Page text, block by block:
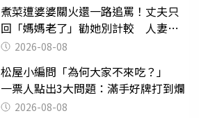
煮菜遭婆婆關火還一路追罵！丈夫只
回「媽媽老了」勸她別計較 人妻超
崩潰：我像台傭
2026-08-08
松屋小編問「為何大家不來吃？」
一票人點出3大問題：滿手好牌打到爛
2026-08-08